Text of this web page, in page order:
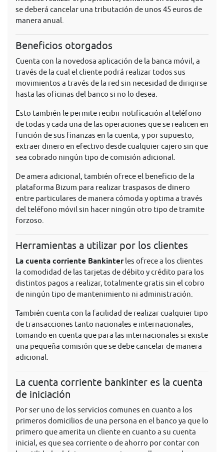
se deberá cancelar una tributación de unos 45 euros de
manera anual.
Beneficios otorgados
Cuenta con la novedosa aplicación de la banca móvil, a
través de la cual el cliente podrá realizar todos sus
movimientos a través de la red sin necesidad de dirigirse
hasta las oficinas del banco si no lo desea.
Esto también le permite recibir notificación al teléfono
de todas y cada una de las operaciones que se realicen en
función de sus finanzas en la cuenta, y por supuesto,
extraer dinero en efectivo desde cualquier cajero sin que
sea cobrado ningún tipo de comisión adicional.
De amera adicional, también ofrece el beneficio de la
plataforma Bizum para realizar traspasos de dinero
entre particulares de manera cómoda y optima a través
del teléfono móvil sin hacer ningún otro tipo de tramite
forzoso.
Herramientas a utilizar por los clientes
La cuenta corriente Bankinter les ofrece a los clientes
la comodidad de las tarjetas de débito y crédito para los
distintos pagos a realizar, totalmente gratis sin el cobro
de ningún tipo de mantenimiento ni administración.
También cuenta con la facilidad de realizar cualquier tipo
de transacciones tanto nacionales e internacionales,
tomando en cuenta que para las internacionales si existe
una pequeña comisión que se debe cancelar de manera
adicional.
La cuenta corriente bankinter es la cuenta
de iniciación
Por ser uno de los servicios comunes en cuanto a los
primeros domicilios de una persona en el banco ya que lo
primero que amerita un cliente en cuanto a su cuenta
inicial, es que sea corriente o de ahorro por contar con